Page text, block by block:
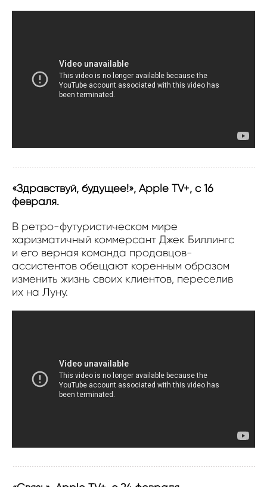
«Здравствуй, будущее!», Apple TV+, с 16
февраля.
В ретро-футуристическом мире
харизматичный коммерсант Джек Биллингс
и его верная команда продавцов-
ассистентов обещают коренным образом
изменить жизнь своих клиентов, переселив
их на Луну.